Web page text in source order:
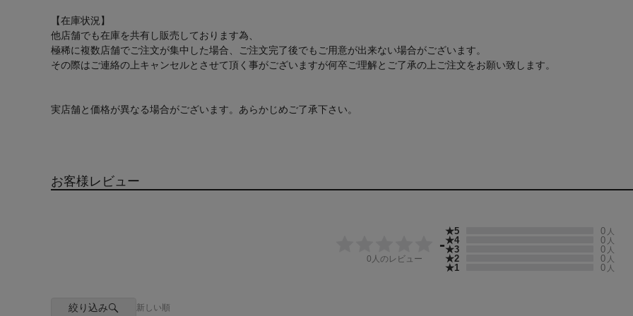
【在庫状況】
他店舗でも在庫を共有し販売しております為、
極稀に複数店舗でご注文が集中した場合、ご注文完了後でもご用意が出来ない場合がございます。
その際はご連絡の上キャンセルとさせて頂く事がございますが何卒ご理解とご了承の上ご注文をお願い致します。
実店舗と価格が異なる場合がございます。あらかじめご了承下さい。
お客様レビュー
-
0 人のレビュー
★5 0 人
★4 0 人
★3 0 人
★2 0 人
★1 0 人
絞り込み 新しい順